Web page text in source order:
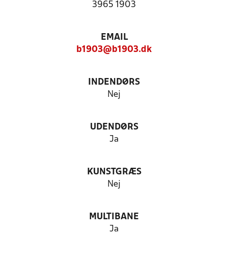
3965 1903
EMAIL
b1903@b1903.dk
INDENDØRS
Nej
UDENDØRS
Ja
KUNSTGRÆS
Nej
MULTIBANE
Ja